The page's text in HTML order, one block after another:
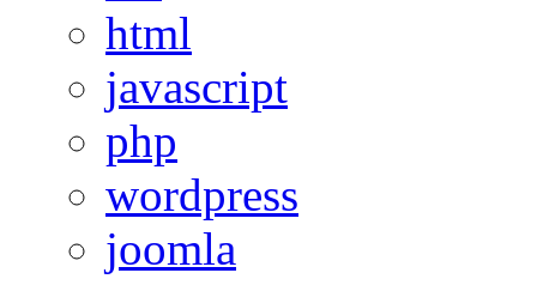
html
javascript
php
wordpress
joomla